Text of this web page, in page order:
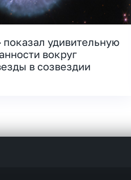
показал удивительную
вокруг
в созвездии